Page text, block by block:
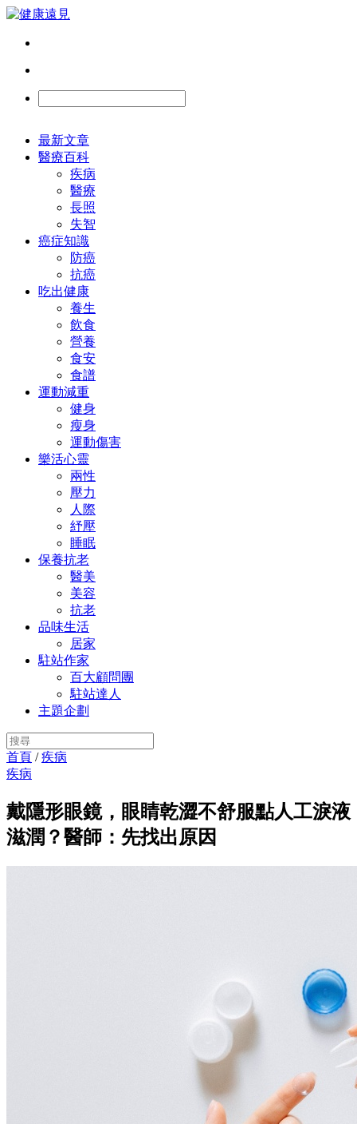
最新文章
醫療百科
疾病
醫療
長照
失智
癌症知識
防癌
抗癌
吃出健康
養生
飲食
營養
食安
食譜
運動減重
健身
瘦身
運動傷害
樂活心靈
兩性
壓力
人際
紓壓
睡眠
保養抗老
醫美
美容
抗老
品味生活
居家
駐站作家
百大顧問團
駐站達人
主題企劃
首頁 /疾病
疾病
戴隱形眼鏡，眼睛乾澀不舒服點人工淚液
滋潤？醫師：先找出原因